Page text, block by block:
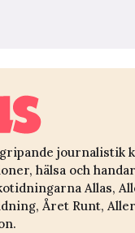
journalistik
hälsa och
Allas,
Året Runt,